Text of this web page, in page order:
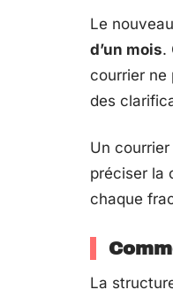
Le
d’un mois.
courrier ne
des
Un
préciser la
chaque
La